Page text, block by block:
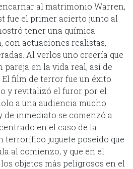
al matrimonio Warren,
fue el primer acierto junto al
tener una química
con actuaciones realistas,
Al verlos uno creería que
pareja en la vida real, así de
El film de terror fue un éxito
y revitalizó el furor por el
a una audiencia mucho
de inmediato se comenzó a
en el caso de la
terrorífico juguete poseído que
al comienzo, y que en el
objetos más peligrosos en el